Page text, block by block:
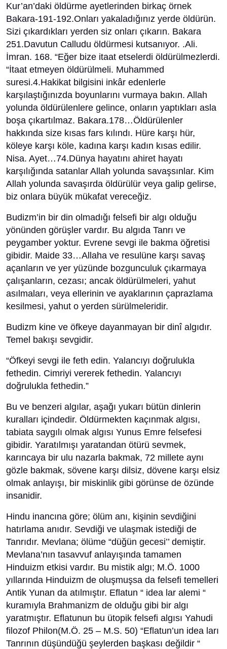
Kur’an’daki öldürme ayetlerinden birkaç örnek
Bakara-191-192.Onları yakaladığınız yerde öldürün.
Sizi çıkardıkları yerden siz onları çıkarın. Bakara
251.Davutun Calludu öldürmesi kutsanıyor. .Ali.
İmran. 168. “Eğer bize itaat etselerdi öldürülmezlerdi.
“İtaat etmeyen öldürülmeli. Muhammed
suresi.4.Hakikat bilgisini inkâr edenlerle
karşılaştığınızda boyunlarını vurmaya bakın. Allah
yolunda öldürülenlere gelince, onların yaptıkları asla
boşa çıkartılmaz. Bakara.178…Öldürülenler
hakkında size kısas fars kılındı. Hüre karşı hür,
köleye karşı köle, kadına karşı kadın kısas edilir.
Nisa. Ayet…74.Dünya hayatını ahiret hayatı
karşılığında satanlar Allah yolunda savaşsınlar. Kim
Allah yolunda savaşırda öldürülür veya galip gelirse,
biz onlara büyük mükafat vereceğiz.
Budizm’in bir din olmadığı felsefi bir algı olduğu
yönünden görüşler vardır. Bu algıda Tanrı ve
peygamber yoktur. Evrene sevgi ile bakma öğretisi
gibidir. Maide 33…Allaha ve resulüne karşı savaş
açanların ve yer yüzünde bozgunculuk çıkarmaya
çalışanların, cezası; ancak öldürülmeleri, yahut
asılmaları, veya ellerinin ve ayaklarının çaprazlama
kesilmesi, yahut o yerden sürülmeleridir.
Budizm kine ve öfkeye dayanmayan bir dinî algıdır.
Temel bakışı sevgidir.
“Öfkeyi sevgi ile feth edin. Yalancıyı doğrulukla
fethedin. Cimriyi vererek fethedin. Yalancıyı
doğrulukla fethedin.”
Bu ve benzeri algılar, aşağı yukarı bütün dinlerin
kuralları içindedir. Öldürmekten kaçınmak algısı,
tabiata saygılı olmak algısı Yunus Emre felsefesi
gibidir. Yaratılmışı yaratandan ötürü sevmek,
karıncaya bir ulu nazarla bakmak, 72 millete aynı
gözle bakmak, sövene karşı dilsiz, dövene karşı elsiz
olmak anlayışı, bir miskinlik gibi görünse de özünde
insanidir.
Hindu inancına göre; ölüm anı, kişinin sevdiğini
hatırlama anıdır. Sevdiği ve ulaşmak istediği de
Tanrıdır. Mevlana; ölüme “düğün gecesi’’ demiştir.
Mevlana’nın tasavvuf anlayışında tamamen
Hinduizm etkisi vardır. Bu mistik algı; M.Ö. 1000
yıllarında Hinduizm de oluşmuşsa da felsefi temelleri
Antik Yunan da atılmıştır. Eflatun “ idea lar alemi “
kuramıyla Brahmanizm de olduğu gibi bir algı
yaratmıştır. Eflatunun bu ütopik felsefi algısı Yahudi
filozof Philon(M.Ö. 25 – M.S. 50) “Eflatun’un idea ları
Tanrının düşündüğü şeylerden başkası değildir “